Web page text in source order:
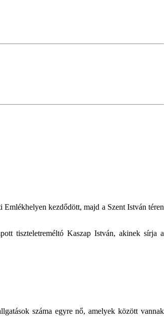
kezdődött, majd a Szent István téren
tiszteletreméltó Kaszap István, akinek sírja a
száma egyre nő, amelyek között vannak